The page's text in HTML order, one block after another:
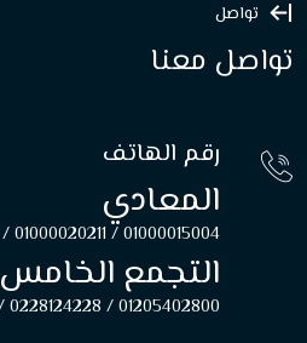
تواصل
تواصل معنا
رقم الهاتف
المعادي
01000015004 /
01000020211 /
التجمع الخامس
01205402800 /
0228124228 /